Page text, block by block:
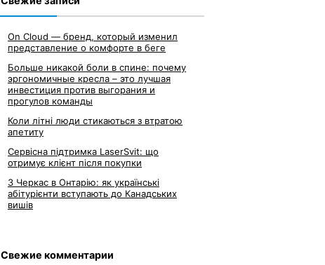
On Cloud — бренд, который изменил
представление о комфорте в беге
Больше никакой боли в спине: почему
эргономичные кресла – это лучшая
инвестиция против выгорания и
прогулов команды
Коли літні люди стикаються з втратою
апетиту
Сервісна підтримка LaserSvit: що
отримує клієнт після покупки
З Черкас в Онтарію: як українські
абітурієнти вступають до Канадських
вишів
Свежие комментарии